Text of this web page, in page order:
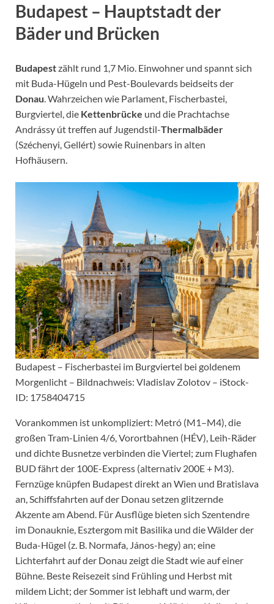
Budapest – Hauptstadt der
Bäder und Brücken
Budapestzählt rund 1,7 Mio. Einwohner und spannt sich
mit Buda-Hügeln und Pest-Boulevards beidseits der
Donau . Wahrzeichen wie Parlament, Fischerbastei,
Burgviertel, die Kettenbrücke und die Prachtachse
Andrássy út treffen auf Jugendstil-Thermalbäder
(Széchenyi, Gellért) sowie Ruinenbars in alten
Hofhäusern.
Budapest – Fischerbastei im Burgviertel bei goldenem
Morgenlicht – Bildnachweis: Vladislav Zolotov – iStock-
ID: 1758404715
Vorankommen ist unkompliziert: Metró (M1–M4), die
großen Tram-Linien 4/6, Vorortbahnen (HÉV), Leih-Räder
und dichte Busnetze verbinden die Viertel; zum Flughafen
BUD fährt der 100E-Express (alternativ 200E + M3).
Fernzüge knüpfen Budapest direkt an Wien und Bratislava
an, Schiffsfahrten auf der Donau setzen glitzernde
Akzente am Abend. Für Ausflüge bieten sich Szentendre
im Donauknie, Esztergom mit Basilika und die Wälder der
Buda-Hügel (z. B. Normafa, János-hegy) an; eine
Lichterfahrt auf der Donau zeigt die Stadt wie auf einer
Bühne. Beste Reisezeit sind Frühling und Herbst mit
mildem Licht; der Sommer ist lebhaft und warm, der